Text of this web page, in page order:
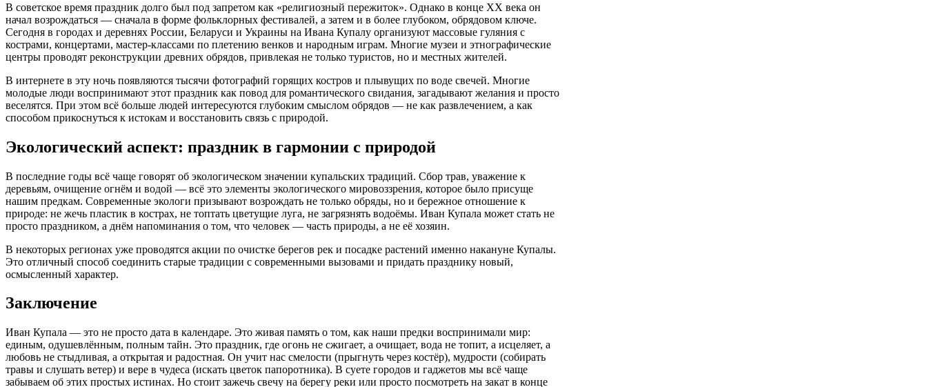
В советское время праздник долго был под запретом как «религиозный пережиток». Однако в конце XX века он
начал возрождаться — сначала в форме фольклорных фестивалей, а затем и в более глубоком, обрядовом ключе.
Сегодня в городах и деревнях России, Беларуси и Украины на Ивана Купалу организуют массовые гуляния с
кострами, концертами, мастер-классами по плетению венков и народным играм. Многие музеи и этнографические
центры проводят реконструкции древних обрядов, привлекая не только туристов, но и местных жителей.
В интернете в эту ночь появляются тысячи фотографий горящих костров и плывущих по воде свечей. Многие
молодые люди воспринимают этот праздник как повод для романтического свидания, загадывают желания и просто
веселятся. При этом всё больше людей интересуются глубоким смыслом обрядов — не как развлечением, а как
способом прикоснуться к истокам и восстановить связь с природой.
Экологический аспект: праздник в гармонии с природой
В последние годы всё чаще говорят об экологическом значении купальских традиций. Сбор трав, уважение к
деревьям, очищение огнём и водой — всё это элементы экологического мировоззрения, которое было присуще
нашим предкам. Современные экологи призывают возрождать не только обряды, но и бережное отношение к
природе: не жечь пластик в кострах, не топтать цветущие луга, не загрязнять водоёмы. Иван Купала может стать не
просто праздником, а днём напоминания о том, что человек — часть природы, а не её хозяин.
В некоторых регионах уже проводятся акции по очистке берегов рек и посадке растений именно накануне Купалы.
Это отличный способ соединить старые традиции с современными вызовами и придать празднику новый,
осмысленный характер.
Заключение
Иван Купала — это не просто дата в календаре. Это живая память о том, как наши предки воспринимали мир:
единым, одушевлённым, полным тайн. Это праздник, где огонь не сжигает, а очищает, вода не топит, а исцеляет, а
любовь не стыдливая, а открытая и радостная. Он учит нас смелости (прыгнуть через костёр), мудрости (собирать
травы и слушать ветер) и вере в чудеса (искать цветок папоротника). В суете городов и гаджетов мы всё чаще
забываем об этих простых истинах. Но стоит зажечь свечу на берегу реки или просто посмотреть на закат в конце